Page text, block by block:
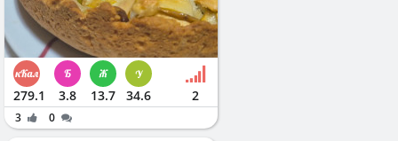
279.1 3.8 13.7 34.6 2
3 0